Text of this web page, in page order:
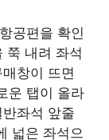
공편을 확인
쭉 내려 좌석
창이 뜨면
운 탭이 올라
좌석 앞줄
넓은 좌석으